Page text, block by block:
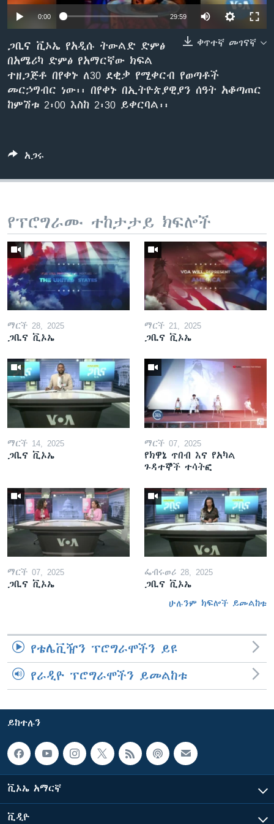
ቋንቋዎች
0:00 29:59
ቀጥተኛ መገናኛ
ጋቢና ቪኦኤ የአዲሱ ትውልድ ድምፅ
በአሜሪካ ድምፅ የአማርኛው ክፍል
ተዘጋጅቶ በየቀኑ ለ30 ደቂቃ የሚቀርብ የወጣቶች
መርኃግብር ነው፡፡ በየቀኑ በኢትዮጵያዊያን ሰዓት አቆጣጠር
ከምሽቱ 2፡00 እስከ 2፡30 ይቀርባል፡፡
አጋሩ
የፕሮግራሙ ተከታታይ ክፍሎች
ማርች 28, 2025
ጋቢና ቪኦኤ
ማርች 21, 2025
ጋቢና ቪኦኤ
ማርች 14, 2025
ጋቢና ቪኦኤ
ማርች 07, 2025
የክዋኔ ጥበብ እና የአካል
ጉዳተኞች ተሳትፎ
ማርች 07, 2025
ጋቢና ቪኦኤ
ፌብሩወሪ 28, 2025
ጋቢና ቪኦኤ
ሁሉንም ክፍሎች ይመልከቱ
የቴሌቪዥን ፕሮግራሞችን ይዩ
የራዲዮ ፕሮግራሞችን ይመልከቱ
ይከተሉን
ቪኦኤ አማርኛ
ቪዲዮ